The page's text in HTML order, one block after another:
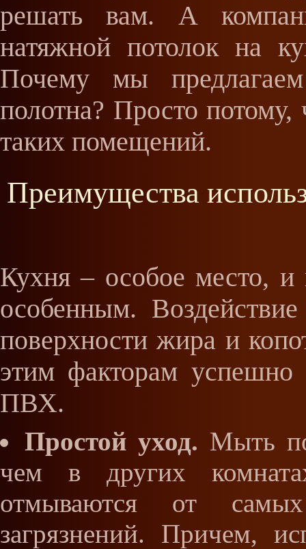
решать вам. А
натяжной потолок на
Почему мы
полотна? Просто
таких помещений.
Преимущества
Кухня – особое место,
особенным.
поверхности жира и
этим факторам успешно
ПВХ.
Простой уход. Мыть
чем в других
отмываются от самых
загрязнений. Причем,